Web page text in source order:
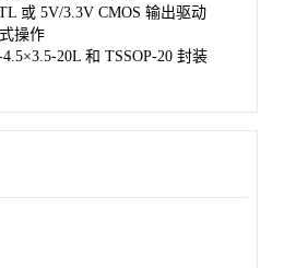
或 5V/3.3V CMOS 输出驱动
操作
20L 和 TSSOP-20 封装